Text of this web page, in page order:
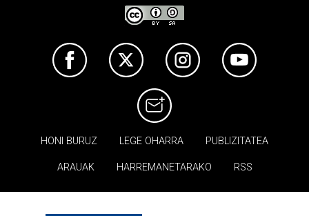
HONI BURUZ LEGE OHARRA PUBLIZITATEA
ARAUAK HARREMANETARAKO RSS